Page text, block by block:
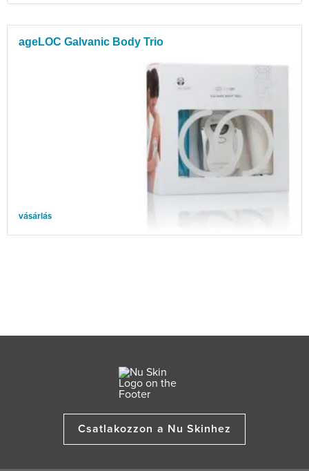
ageLOC Galvanic Body Trio
vásárlás
Csatlakozzon a Nu Skinhez